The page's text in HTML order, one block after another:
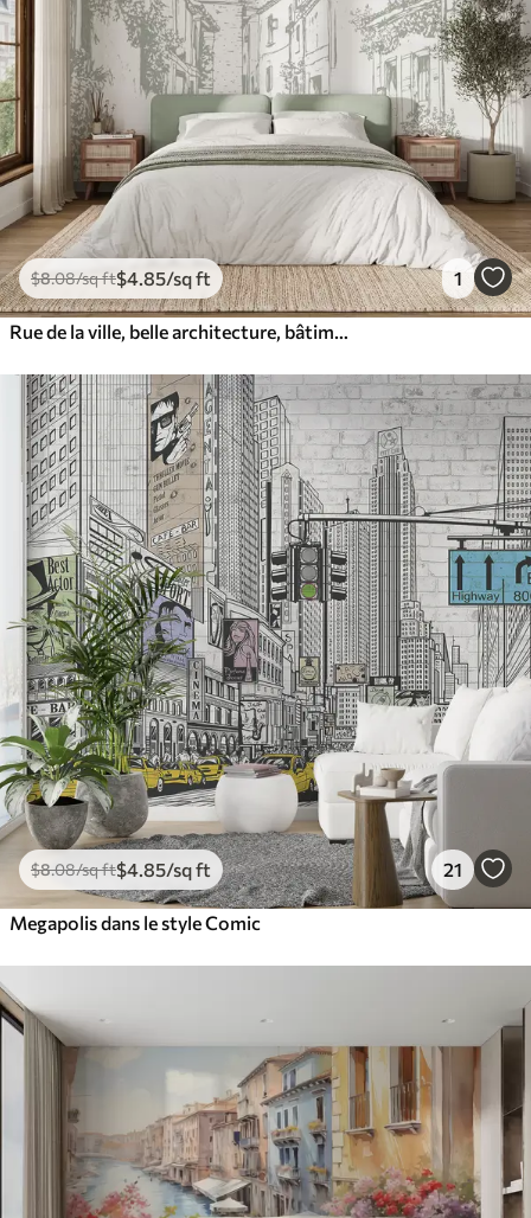
$8.08/sq ft$4 .85/sq ft 1
$8.08/sq ft$4 .85/sq ft 21
Megapolis dans le style Comic